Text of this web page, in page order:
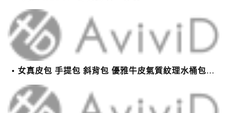
女真皮包 手提包 斜背包 優雅牛皮氣質紋理水桶包(2色)【XBO7950112】＊艾美時尚(現+預)